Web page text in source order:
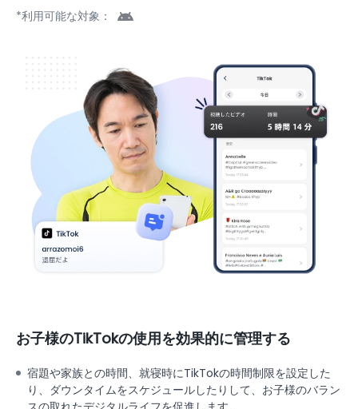
*利用可能な対象：
お子様のTikTokの使用を効果的に管理する
宿題や家族との時間、就寝時にTikTokの時間制限を設定した
り、ダウンタイムをスケジュールしたりして、お子様のバラン